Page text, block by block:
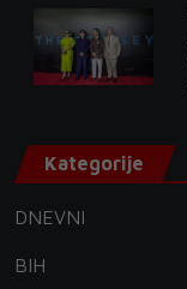
Kategorije
DNEVNI
BIH